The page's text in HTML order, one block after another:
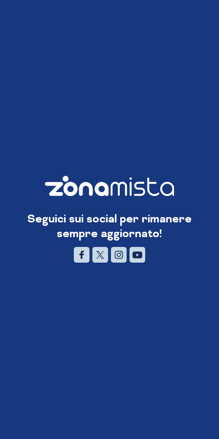
Seguici sui social per rimanere
sempre aggiornato!